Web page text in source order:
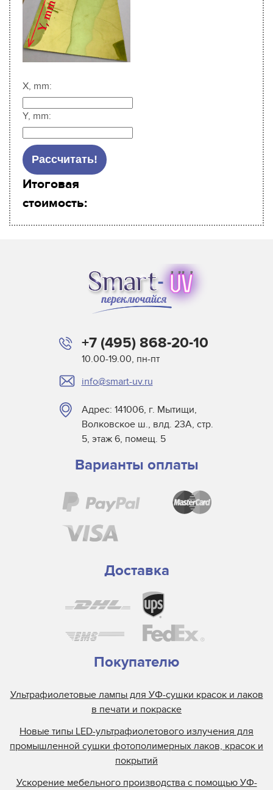
X, mm:
Y, mm:
Итоговая
стоимость:
+7 (495) 868-20-10
10.00-19.00, пн-пт
info@smart-uv.ru
Адрес: 141006, г. Мытищи,
Волковское ш., влд. 23А, стр.
5, этаж 6, помещ. 5
Варианты оплаты
Доставка
Покупателю
Ультрафиолетовые лампы для УФ-сушки красок и лаков
в печати и покраске
Новые типы LED-ультрафиолетового излучения для
промышленной сушки фотополимерных лаков, красок и
покрытий
Ускорение мебельного производства с помощью УФ-